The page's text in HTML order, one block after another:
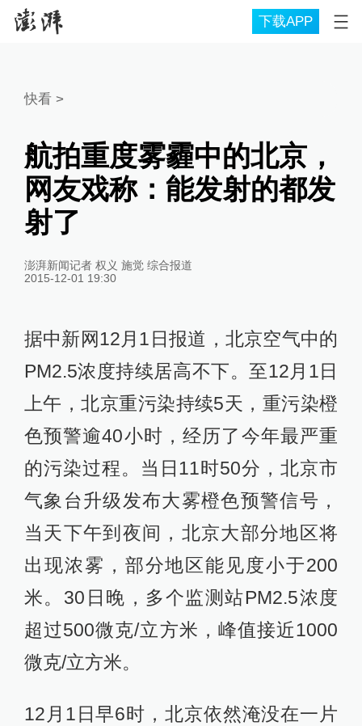
下载APP
快看>
航拍重度雾霾中的北京，
网友戏称：能发射的都发
射了
澎湃新闻记者 权义 施觉 综合报道
2015-12-01 19:30
据中新网12月1日报道，北京空气中的
PM2.5浓度持续居高不下。至12月1日
上午，北京重污染持续5天，重污染橙
色预警逾40小时，经历了今年最严重
的污染过程。当日11时50分，北京市
气象台升级发布大雾橙色预警信号，
当天下午到夜间，北京大部分地区将
出现浓雾，部分地区能见度小于200
米。30日晚，多个监测站PM2.5浓度
超过500微克/立方米，峰值接近1000
微克/立方米。
12月1日早6时，北京依然淹没在一片